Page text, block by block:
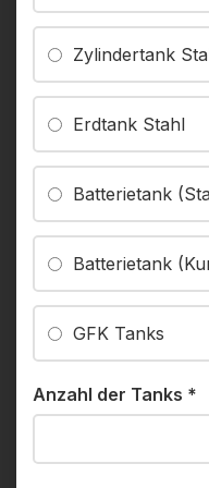
Zylindertank
Erdtank Stahl
Batterietank
Batterietank
GFK Tanks
Anzahl der Tanks *